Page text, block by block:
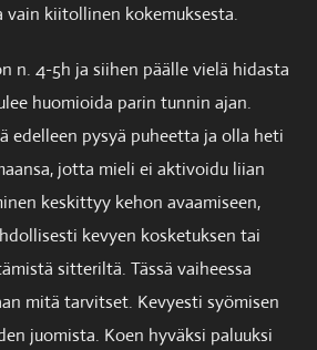
vain kiitollinen kokemuksesta.
n. 4-5h ja siihen päälle vielä hidasta
huomioida parin tunnin ajan.
edelleen pysyä puheetta ja olla heti
jotta mieli ei aktivoidu liian
keskittyy kehon avaamiseen,
kevyen kosketuksen tai
sitteriltä. Tässä vaiheessa
mitä tarvitset. Kevyesti syömisen
juomista. Koen hyväksi paluuksi